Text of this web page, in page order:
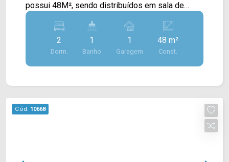
possui 48M², sendo distribuídos em sala de
estar e de jantar integradas, cozinha com
planejados e conectada com a área de serviço. >
02 quartos; > 01 banheiro social; > 01 vaga de
garagem. *Aceita permuta em imoveis de
Hortolandia/SP Localizado no bairro Vila
João Luiz Mazer. Esta região conta com
supermercados Pague Menos e Crema, escola
2
Dorm.
1
Banho
1
Garagem
48 m²
Const.
Cód. 10668